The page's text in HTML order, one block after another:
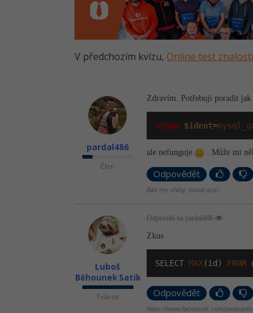
V předchozím kvízu, Online test
pardal486
Člen
Zdravím. Potřebuji poradit
<?php $ident=
ale nefunguje . Může mi
Odpovědět
Bite my shiny, metal ass!
Luboš
Běhounek Satik
Tvůrce
Odpovídá na pardal486
Zkus
SELECT MAX(id) FROM
Odpovědět
https://www.facebook.com/